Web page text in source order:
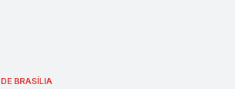
BRASÍLIA